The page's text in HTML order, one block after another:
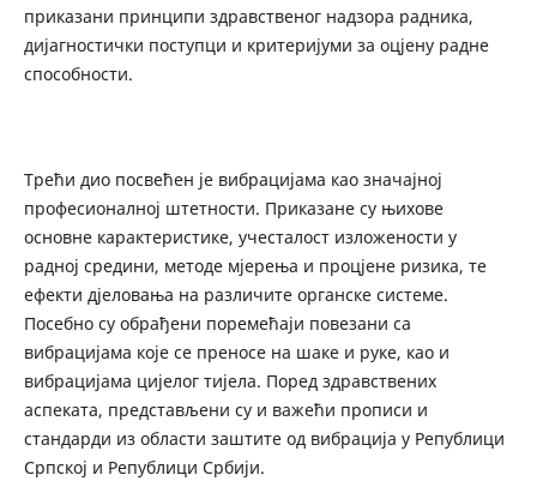
приказани принципи здравственог надзора радника,
дијагностички поступци и критеријуми за оцјену радне
способности.
Трећи дио посвећен је вибрацијама као значајној
професионалној штетности. Приказане су њихове
основне карактеристике, учесталост изложености у
радној средини, методе мјерења и процјене ризика, те
ефекти дјеловања на различите органске системе.
Посебно су обрађени поремећаји повезани са
вибрацијама које се преносе на шаке и руке, као и
вибрацијама цијелог тијела. Поред здравствених
аспеката, представљени су и важећи прописи и
стандарди из области заштите од вибрација у Републици
Српској и Републици Србији.